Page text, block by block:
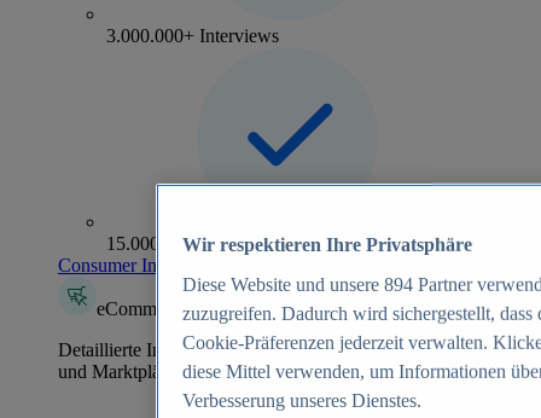
3.000.000+ Interviews
15.000+ Marken
Consumer Insights entdecken
eCommerce Insights
Detaillierte Informationen zu mehr als 39.000 Online-Shops
und Marktplätzen
Wir respektieren Ihre Privatsphäre
Diese Website und unsere 894 Partner
zuzugreifen. Dadurch wird sichergestellt,
Cookie-Präferenzen jederzeit verwalten.
diese Mittel verwenden, um Informationen
Verbesserung unseres Dienstes.